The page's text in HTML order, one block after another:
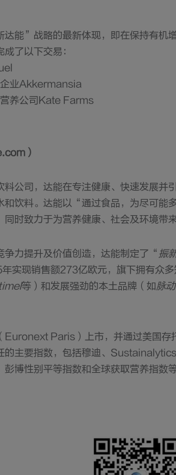
达能”战略的最新体现，即在保持有机
了以下交易：
业Akkermansia
养公司Kate Farms
）
料公司，达能在专注健康、快速发展并
和饮料。达能以“通过食品，为尽可能
时致力于为营养健康、社会及环境带来
争力提升及价值创造，达能制定了“ 振
实现销售额273亿欧元，旗下拥有众
等）和发展强劲的本土品牌（如脉
Euronext Paris）上市，并通过美国存
的主要指数，包括穆迪、
彭博性别平等指数和全球获取营养指